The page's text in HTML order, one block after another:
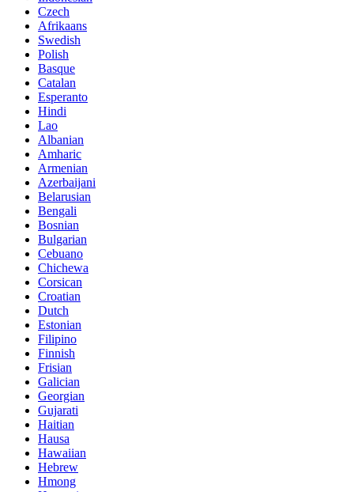
Czech
Afrikaans
Swedish
Polish
Basque
Catalan
Esperanto
Hindi
Lao
Albanian
Amharic
Armenian
Azerbaijani
Belarusian
Bengali
Bosnian
Bulgarian
Cebuano
Chichewa
Corsican
Croatian
Dutch
Estonian
Filipino
Finnish
Frisian
Galician
Georgian
Gujarati
Haitian
Hausa
Hawaiian
Hebrew
Hmong